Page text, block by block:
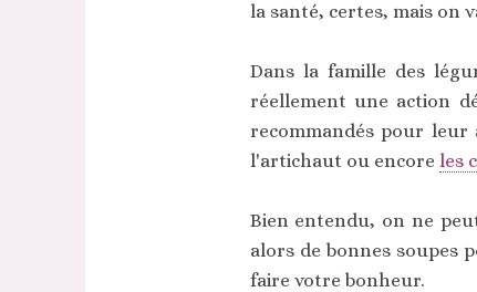
la santé, certes, mais on
Dans la famille des
réellement une action
recommandés pour leur
l'artichaut ou encore les
Bien entendu, on ne
alors de bonnes soupes
faire votre bonheur.